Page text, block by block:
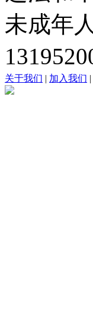
未成年
关于我们 | 加入我们 |